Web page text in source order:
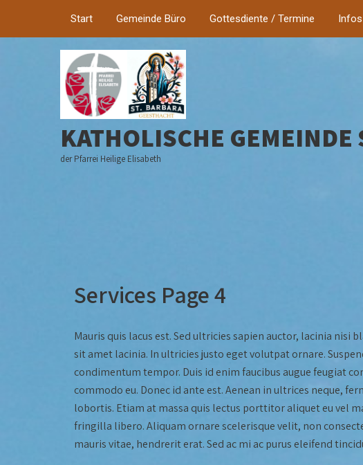
Start Gemeinde Büro Gottesdiente / Termine
KATHOLISCHE GEMEINDE
der Pfarrei Heilige Elisabeth
Services Page 4
Mauris quis lacus est. Sed ultricies sapien auctor, lacinia nisi
sit amet lacinia. In ultricies justo eget volutpat ornare.
condimentum tempor. Duis id enim faucibus augue feugiat
commodo eu. Donec id ante est. Aenean in ultrices neque,
lobortis. Etiam at massa quis lectus porttitor aliquet eu vel
fringilla libero. Aliquam ornare scelerisque velit, non
mauris vitae, hendrerit erat. Sed ac mi ac purus eleifend